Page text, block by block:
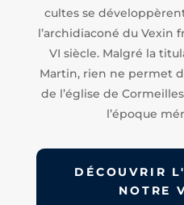
cultes se
l’archidiaconé du Vexin
VI siècle. Malgré la
Martin, rien ne permet
de l’église de
l’époque
DÉCOUVRIR
NOTRE